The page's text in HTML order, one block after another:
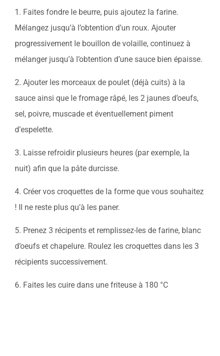
1. Faites fondre le beurre, puis ajoutez la farine.
Mélangez jusqu’à l’obtention d’un roux. Ajouter
progressivement le bouillon de volaille, continuez à
mélanger jusqu’à l’obtention d’une sauce bien épaisse.
2. Ajouter les morceaux de poulet (déjà cuits) à la
sauce ainsi que le fromage râpé, les 2 jaunes d’oeufs,
sel, poivre, muscade et éventuellement piment
d’espelette.
3. Laisse refroidir plusieurs heures (par exemple, la
nuit) afin que la pâte durcisse.
4. Créer vos croquettes de la forme que vous souhaitez
! Il ne reste plus qu’à les paner.
5. Prenez 3 récipents et remplissez-les de farine, blanc
d’oeufs et chapelure. Roulez les croquettes dans les 3
récipients successivement.
6. Faites les cuire dans une friteuse à 180 °C